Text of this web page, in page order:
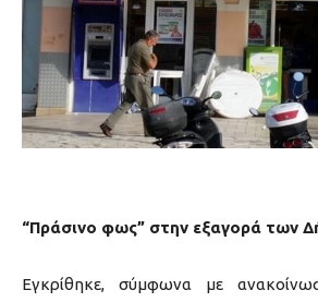
“Πράσινο φως” στην εξαγορά των
Εγκρίθηκε, σύμφωνα με